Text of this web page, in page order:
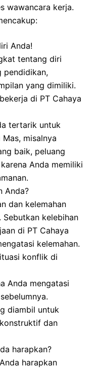
wawancara kerja.
Anda!
tentang diri
pendidikan,
yang dimiliki.
di PT Cahaya
tertarik untuk
misalnya
baik, peluang
Anda memiliki
Anda?
dan kelemahan
kelebihan
di PT Cahaya
kelemahan.
konflik di
Anda mengatasi
diambil untuk
dan
harapkan?
harapkan